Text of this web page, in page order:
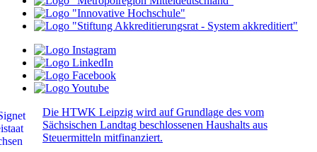
Die HTWK Leipzig wird auf Grundlage des vom
Sächsischen Landtag beschlossenen Haushalts aus
Steuermitteln mitfinanziert.